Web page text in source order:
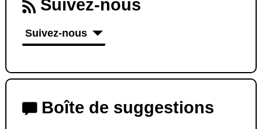
Suivez-nous
Suivez-nous
Boîte de suggestions